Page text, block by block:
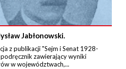
Jabłonowski.
z publikacji "Sejm i Senat 1928-
zawierający wyniki
w województwach,...